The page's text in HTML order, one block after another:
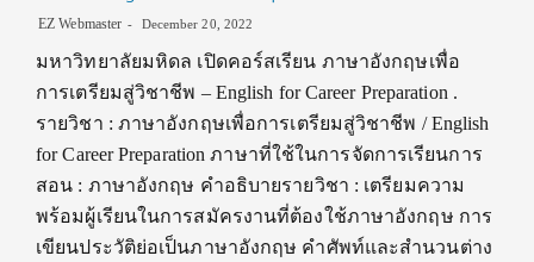
EZ Webmaster December 20, 2022
มหาวิทยาลัยมหิดล เปิดคอร์สเรียน ภาษาอังกฤษเพื่อ
การเตรียมสู่วิชาชีพ – English for Career Preparation .
รายวิชา : ภาษาอังกฤษเพื่อการเตรียมสู่วิชาชีพ / English
for Career Preparation ภาษาที่ใช้ในการจัดการเรียนการ
สอน : ภาษาอังกฤษ คำอธิบายรายวิชา : เตรียมความ
พร้อมผู้เรียนในการสมัครงานที่ต้องใช้ภาษาอังกฤษ การ
เขียนประวัติย่อเป็นภาษาอังกฤษ คำศัพท์และสำนวนต่าง